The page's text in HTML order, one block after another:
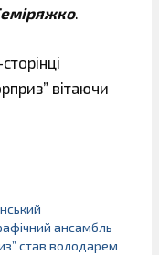
.
вітаючи
ансамбль
став володарем